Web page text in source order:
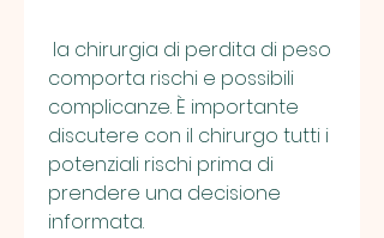
comporta rischi e possibili
complicanze. È importante
discutere con il chirurgo tutti i
potenziali rischi prima di
prendere una decisione
informata.